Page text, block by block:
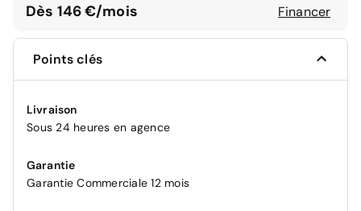
Dès 146 €/mois Financer
Points clés
Livraison
Sous 24 heures en agence
Garantie
Garantie Commerciale 12 mois